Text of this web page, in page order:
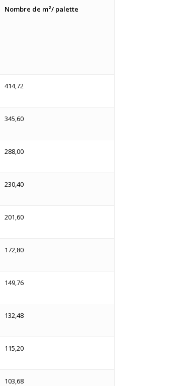
Nombre de m²/ palette
414,72
345,60
288,00
230,40
201,60
172,80
149,76
132,48
115,20
103,68